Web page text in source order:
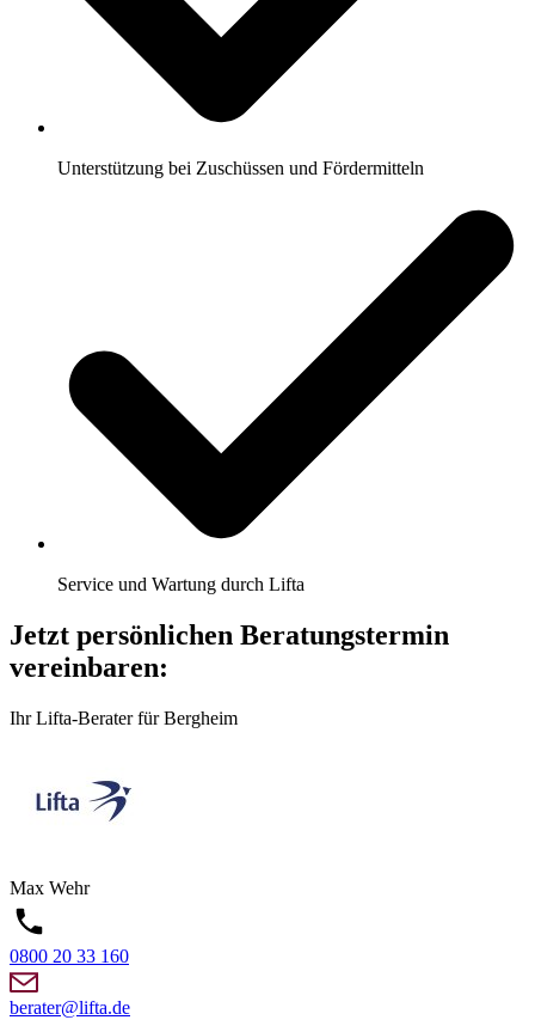
Unterstützung bei Zuschüssen und Fördermitteln
Service und Wartung durch Lifta
Jetzt persönlichen Beratungstermin
vereinbaren:
Ihr Lifta-Berater für Bergheim
Max Wehr
0800 20 33 160
berater@lifta.de